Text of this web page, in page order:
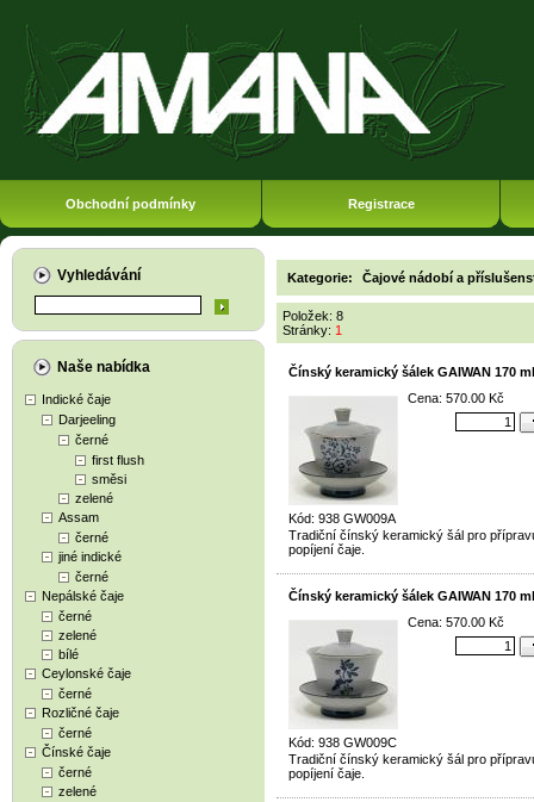
Obchodní podmínky Registrace
Vyhledávání
Naše nabídka
Indické čaje
Darjeeling
černé
first flush
směsi
zelené
Assam
černé
jiné indické
černé
Nepálské čaje
černé
zelené
bílé
Ceylonské čaje
černé
Rozličné čaje
černé
Čínské čaje
černé
zelené
Kategorie: Čajové nádobí a
Položek: 8
Stránky: 1
Čínský keramický šálek GAIWAN 170 ml
Kód: 938 GW009A
Cena: 570.00 Kč
Tradiční čínský keramický šál pro
popíjení čaje.
Čínský keramický šálek GAIWAN 170 ml
Kód: 938 GW009C
Cena: 570.00 Kč
Tradiční čínský keramický šál pro
popíjení čaje.